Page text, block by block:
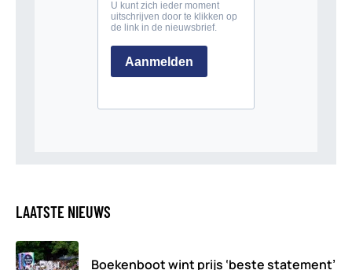
LAATSTE NIEUWS
Boekenboot wint prijs ‘beste statement’